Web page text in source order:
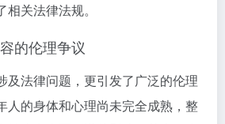
关法律法规。
的伦理争议
及法律问题，更引发了广泛的伦理
人的身体和心理尚未完全成熟，整